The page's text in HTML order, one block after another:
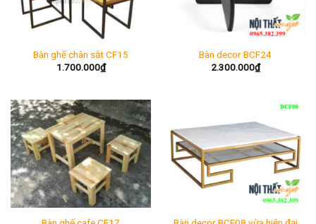
Bàn ghế chân sắt CF15
1.700.000₫
Bàn decor BCF24
2.300.000₫